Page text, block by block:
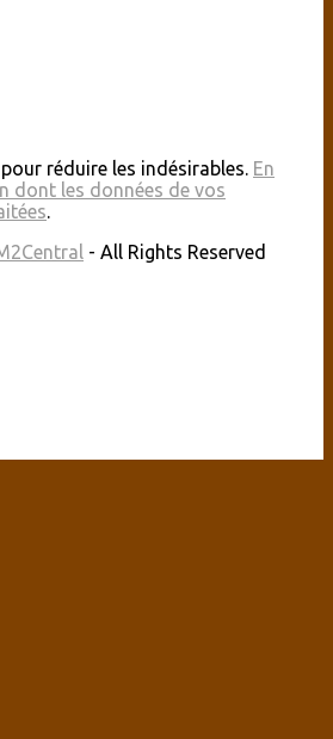
réduire les indésirables. En
dont les données de vos
.
- All Rights Reserved